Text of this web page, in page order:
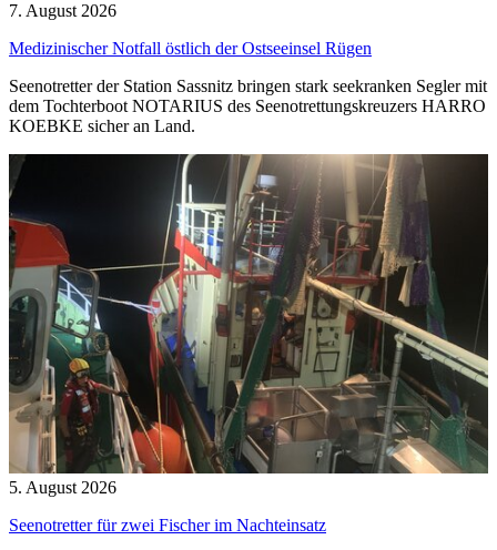
7. August 2026
Medizinischer Notfall östlich der Ostseeinsel Rügen
Seenotretter der Station Sassnitz bringen stark seekranken Segler mit
dem Tochterboot NOTARIUS des Seenotrettungskreuzers HARRO
KOEBKE sicher an Land.
5. August 2026
Seenotretter für zwei Fischer im Nachteinsatz